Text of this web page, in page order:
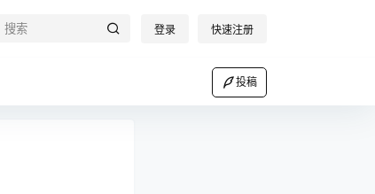
登录 快速注册
投稿